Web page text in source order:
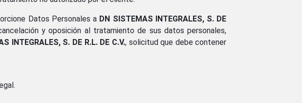
Datos Personales a DN SISTEMAS INTEGRALES, S. DE
y oposición al tratamiento de sus datos personales,
INTEGRALES, S. DE R.L. DE C.V., solicitud que debe contener